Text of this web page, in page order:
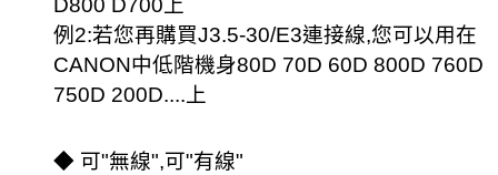
D800 D700上
例2:若您再購買J3.5-30/E3連接線,您可以用在
CANON中低階機身80D 70D 60D 800D 760D
750D 200D....上
◆ 可"無線",可"有線"